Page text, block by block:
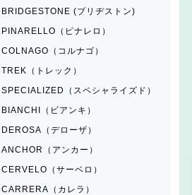
BRIDGESTONE (ブリヂストン)
PINARELLO（ピナレロ）
COLNAGO（コルナゴ）
TREK（トレック）
SPECIALIZED（スペシャライズド）
BIANCHI（ビアンキ）
DEROSA（デローザ）
ANCHOR（アンカー）
CERVELO（サーベロ）
CARRERA（カレラ）